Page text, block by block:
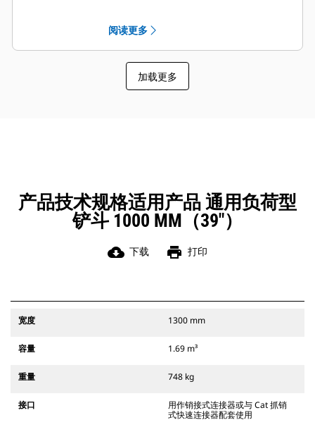
性能铲斗配有一个可优化挖掘力的凹
进销，当与 Cat 抓销式快速连接器配
套使用时，可为铲斗提供更快的循环
时间。
此外，Cat 抓销式快速连接器还允许操
带式挖掘机和所有轮式挖掘机兼容。
此外，还提供挖沟宽度连接器。
与 CW 专用连接器系统兼容的附件采
用固定式快速连接器铰接件。 CW 专
用连接器采用楔式锁定系统，确保始
终稳固地连接附件。
阅读更多
加载更多
产品技术规格适用产品 通用负荷型
铲斗 1000 MM（39"）
cloud_download 下载 print 打印
宽度 1300 mm
容量 1.69 m³
重量 748 kg
接口
用作销接式连接器或与 Cat 抓销
式快速连接器配套使用